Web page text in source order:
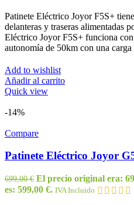
Patinete Eléctrico Joyor F5S+
delanteras y traseras alimentadas
Eléctrico Joyor F5S+ funciona
autonomía de 50km con una carga
Add to wishlist
Añadir al carrito
Quick view
-14%
Compare
Patinete Eléctrico Joyor
699,00€ El precio original era:
es: 599,00 €. IVA Incluido